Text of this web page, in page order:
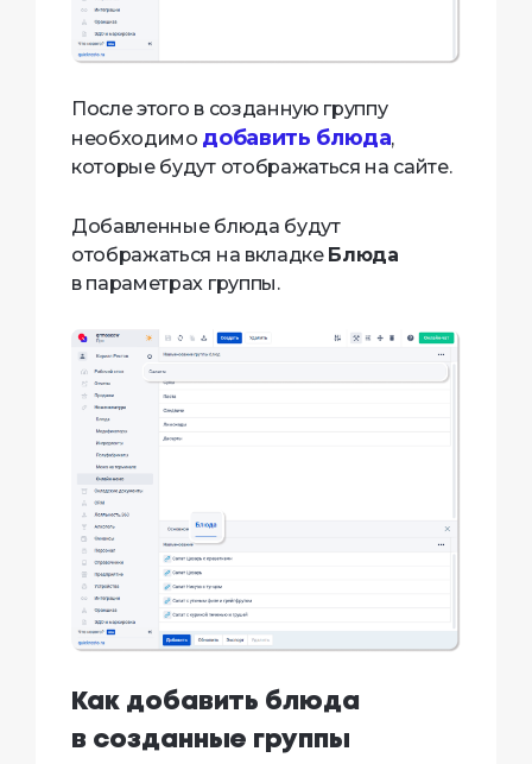
После этого в созданную группу
необходимо добавить блюда,
которые будут отображаться на сайте.
Добавленные блюда будут
отображаться на вкладке Блюда
в параметрах группы.
Как добавить блюда
в созданные группы